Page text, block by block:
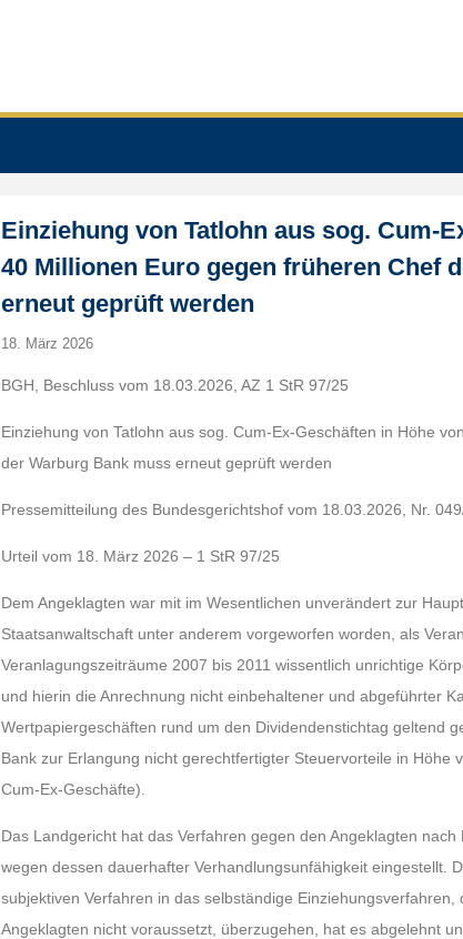
Einziehung von Tatlohn aus sog. Cum-
40 Millionen Euro gegen früheren Chef
erneut geprüft werden
18. März 2026
BGH, Beschluss vom 18.03.2026, AZ 1 StR 97/25
Einziehung von Tatlohn aus sog. Cum-Ex-Geschäften in Höhe
der Warburg Bank muss erneut geprüft werden
Pressemitteilung des Bundesgerichtshof vom 18.03.2026, Nr.
Urteil vom 18. März 2026 – 1 StR 97/25
Dem Angeklagten war mit im Wesentlichen unverändert zur
Staatsanwaltschaft unter anderem vorgeworfen worden, als
Veranlagungszeiträume 2007 bis 2011 wissentlich unrichtige
und hierin die Anrechnung nicht einbehaltener und abgeführter
Wertpapiergeschäften rund um den Dividendenstichtag geltend
Bank zur Erlangung nicht gerechtfertigter Steuervorteile in Höhe
Cum-Ex-Geschäfte).
Das Landgericht hat das Verfahren gegen den Angeklagten
wegen dessen dauerhafter Verhandlungsunfähigkeit eingestellt.
subjektiven Verfahren in das selbständige
Angeklagten nicht voraussetzt, überzugehen, hat es abgelehnt